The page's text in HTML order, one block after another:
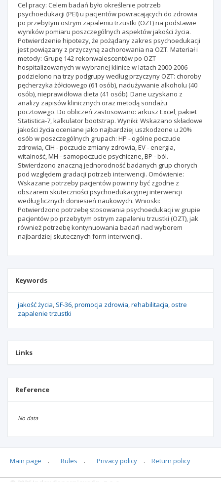
Cel pracy: Celem badań było określenie potrzeb
psychoedukacji (PEI) u pacjentów powracających do zdrowia
po przebytym ostrym zapaleniu trzustki (OZT) na podstawie
wyników pomiaru poszczególnych aspektów jakości życia.
Potwierdzenie hipotezy, że pożądany zakres psychoedukacji
jest powiązany z przyczyną zachorowania na OZT. Materiał i
metody: Grupę 142 rekonwalescentów po OZT
hospitalizowanych w wybranej klinice w latach 2000-2006
podzielono na trzy podgrupy według przyczyny OZT: choroby
pęcherzyka żółciowego (61 osób), nadużywanie alkoholu (40
osób), nieprawidłowa dieta (41 osób). Dane uzyskano z
analizy zapisów klinicznych oraz metodą sondażu
pocztowego. Do obliczeń zastosowano: arkusz Excel, pakiet
Statistica-7, kalkulator bootstrap. Wyniki: Wskazano składowe
jakości życia oceniane jako najbardziej uszkodzone u 20%
osób w poszczególnych grupach: HP - ogólne poczucie
zdrowia, CIH - poczucie zmiany zdrowia, EV - energia,
witalność, MH - samopoczucie psychiczne, BP - ból.
Stwierdzono znaczną jednorodność badanych grup chorych
pod względem gradacji potrzeb interwencji. Omówienie:
Wskazane potrzeby pacjentów powinny być zgodne z
obszarem skuteczności psychoedukacyjnej interwencji
według licznych doniesień naukowych. Wnioski:
Potwierdzono potrzebę stosowania psychoedukacji w grupie
pacjentów po przebytym ostrym zapaleniu trzustki (OZT), jak
również potrzebę kontynuowania badań nad wyborem
najbardziej skutecznych form interwencji.
Keywords
jakość życia SF-36 promocja zdrowia rehabilitacja ostre
zapalenie trzustki
Links
Reference
No data
Articles quoting
Main page . Rules . Privacy policy . Return policy